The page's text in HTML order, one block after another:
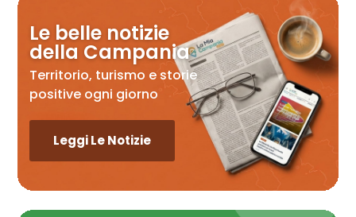
Le belle notizie
della Campania
Territorio, turismo e storie
positive ogni giorno
Leggi Le Notizie